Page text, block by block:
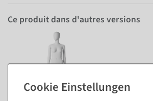
Ce produit dans d'autres versions